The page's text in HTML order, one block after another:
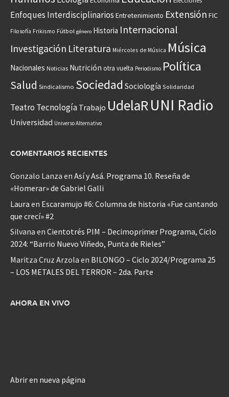
Enfoques Interdisciplinarios Entretenimiento Extensión FIC
Filosofía Frikismo Fútbol género Historia Internacional
Investigación Literatura Miércoles de Música Música
Nacionales Noticias Nutrición otra vuelta Periodismo Política
Salud Sindicalismo Sociedad Sociología Solidaridad
Teatro Tecnología Trabajo UdelaRUNI Radio
Universidad Universo Alternativo
COMENTARIOS RECIENTES
Gonzalo Lanza en Así y Asá. Programa 10. Reseña de
«Homerar» de Gabriel Galli
Laura en Escaramujo #6: Columna de historia «Fue cantando
que crecí» #2
Silvana en Cientotrés PIM – Decimoprimer Programa, Ciclo
2024: “Barrio Nuevo Viñedo, Punta de Rieles”
Maritza Cruz Arzola en BILONGO – Ciclo 2024/Programa 25
– LOS METALES DEL TERROR – 2da. Parte
AHORA EN VIVO
Abrir en nueva página